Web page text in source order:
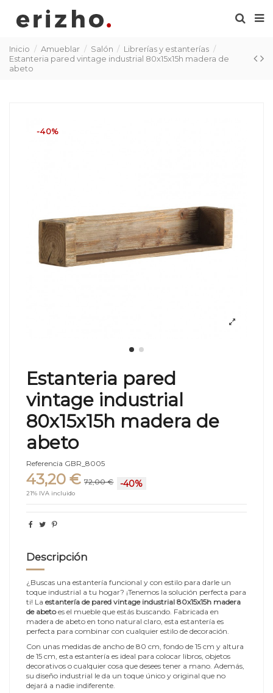
Inicio Amueblar Salón
Librerías y estanterías
Estanteria pared vintage industrial 80x15x15h madera de
abeto
-40%
Estanteria pared
vintage industrial
80x15x15h madera de
abeto
Referencia GBR_8005
43,20 € 72,00 € -40%
21% IVA incluido
Descripción
¿Buscas una estantería funcional y con estilo para darle un
toque industrial a tu hogar? ¡Tenemos la solución perfecta para
ti! La estantería de pared vintage industrial 80x15x15h madera
de abetoes el mueble que estás buscando. Fabricada en
madera de abeto en tono natural claro, esta estantería es
perfecta para combinar con cualquier estilo de decoración.
Con unas medidas de ancho de 80 cm, fondo de 15 cm y altura
de 15 cm, esta estantería es ideal para colocar libros, objetos
decorativos o cualquier cosa que desees tener a mano. Además,
su diseño industrial le da un toque único y original que no
dejará a nadie indiferente.